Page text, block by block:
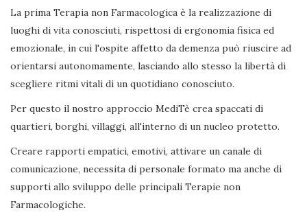
La prima Terapia non Farmacologica è la realizzazione di
luoghi di vita conosciuti, rispettosi di ergonomia fisica ed
emozionale, in cui l'ospite affetto da demenza può riuscire ad
orientarsi autonomamente, lasciando allo stesso la libertà di
scegliere ritmi vitali di un quotidiano conosciuto.
Per questo il nostro approccio MediTè crea spaccati di
quartieri, borghi, villaggi, all'interno di un nucleo protetto.
Creare rapporti empatici, emotivi, attivare un canale di
comunicazione, necessita di personale formato ma anche di
supporti allo sviluppo delle principali Terapie non
Farmacologiche.